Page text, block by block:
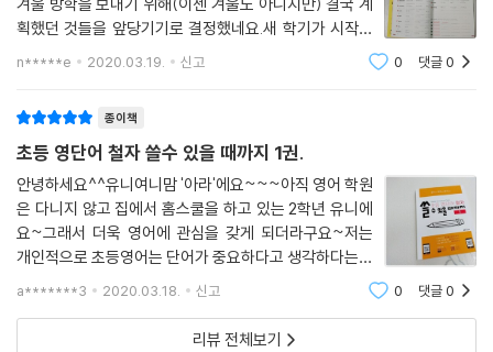
획했던 것들을 앞당기기로 결정했네요.새 학기가 시작되
고 좀 정리 적응이 되면 시작하려 했던 단어외우기를 위해
n*****e 2020.03.19. 신고 0 댓글0
종이책
초등 영단어 철자 쓸수 있을 때까지 1권.
안녕하세요^^유니여니맘 '아라'에요~~~아직 영어 학원
은 다니지 않고 집에서 홈스쿨을 하고 있는 2학년 유니에
요~그래서 더욱 영어에 관심을 갖게 되더라구요~저는
개인적으로 초등영어는 단어가 중요하다고 생각하다는데
영어단어를 외우기만 하는게 아니라초등 영단어 철자를
^^'초등 영단어 철자 쓸 수 있을 때까지'랍니다.^^'초
a*******3 2020.03.18. 신고 0 댓글0
리뷰 전체보기